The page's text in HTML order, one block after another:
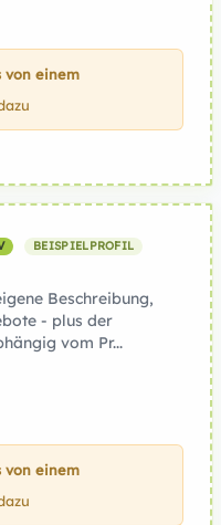
von einem
BEISPIELPROFIL
Beschreibung,
- plus der
vom Pr...
von einem